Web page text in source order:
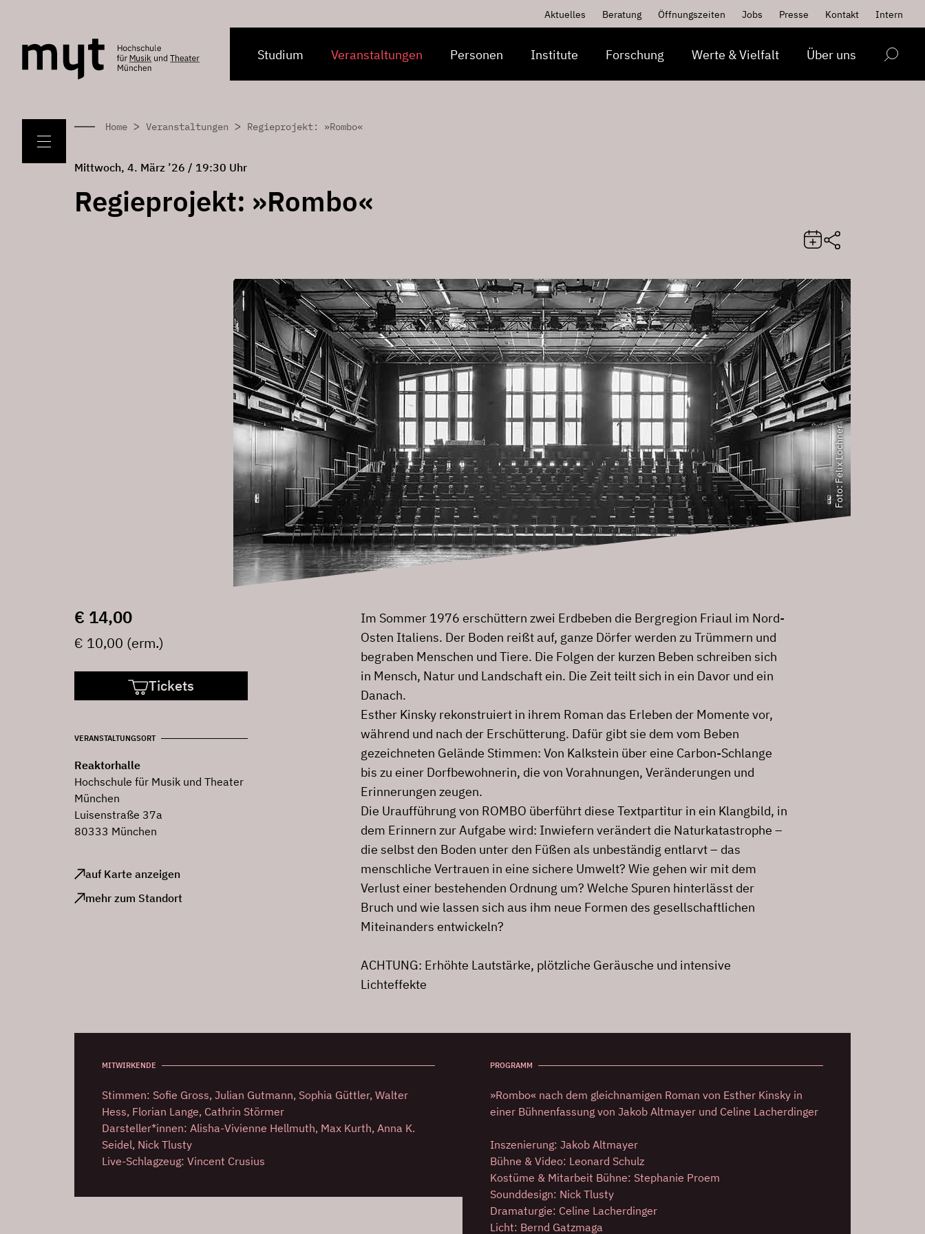
Aktuelles Beratung Öffnungszeiten Jobs Presse Kontakt Intern
Studium Veranstaltungen Personen Institute Forschung Werte & Vielfalt Über uns
Home > Veranstaltungen > Regieprojekt: »Rombo«
Mittwoch, 4. März ’26 / 19:30 Uhr
Regieprojekt: »Rombo«
Foto: Felix Löchner
€ 14,00
€ 10,00 (erm.)
Tickets
VERANSTALTUNGSORT
Reaktorhalle
Hochschule für Musik und Theater
München
Luisenstraße 37a
80333 München
auf Karte anzeigen
mehr zum Standort
Im Sommer 1976 erschüttern zwei Erdbeben die Bergregion Friaul im Nord-
Osten Italiens. Der Boden reißt auf, ganze Dörfer werden zu Trümmern und
begraben Menschen und Tiere. Die Folgen der kurzen Beben schreiben sich
in Mensch, Natur und Landschaft ein. Die Zeit teilt sich in ein Davor und ein
Danach.
Esther Kinsky rekonstruiert in ihrem Roman das Erleben der Momente vor,
während und nach der Erschütterung. Dafür gibt sie dem vom Beben
gezeichneten Gelände Stimmen: Von Kalkstein über eine Carbon-Schlange
bis zu einer Dorfbewohnerin, die von Vorahnungen, Veränderungen und
Erinnerungen zeugen.
Die Uraufführung von ROMBO überführt diese Textpartitur in ein Klangbild, in
dem Erinnern zur Aufgabe wird: Inwiefern verändert die Naturkatastrophe –
die selbst den Boden unter den Füßen als unbeständig entlarvt – das
menschliche Vertrauen in eine sichere Umwelt? Wie gehen wir mit dem
Verlust einer bestehenden Ordnung um? Welche Spuren hinterlässt der
Bruch und wie lassen sich aus ihm neue Formen des gesellschaftlichen
Miteinanders entwickeln?
ACHTUNG: Erhöhte Lautstärke, plötzliche Geräusche und intensive
Lichteffekte
MITWIRKENDE
Stimmen: Sofie Gross, Julian Gutmann, Sophia Güttler, Walter
Hess, Florian Lange, Cathrin Störmer
Darsteller*innen: Alisha-Vivienne Hellmuth, Max Kurth, Anna K.
Seidel, Nick Tlusty
Live-Schlagzeug: Vincent Crusius
PROGRAMM
»Rombo« nach dem gleichnamigen Roman von Esther Kinsky in
einer Bühnenfassung von Jakob Altmayer und Celine Lacherdinger
Inszenierung: Jakob Altmayer
Bühne & Video: Leonard Schulz
Kostüme & Mitarbeit Bühne: Stephanie Proem
Sounddesign: Nick Tlusty
Dramaturgie: Celine Lacherdinger
Licht: Bernd Gatzmaga